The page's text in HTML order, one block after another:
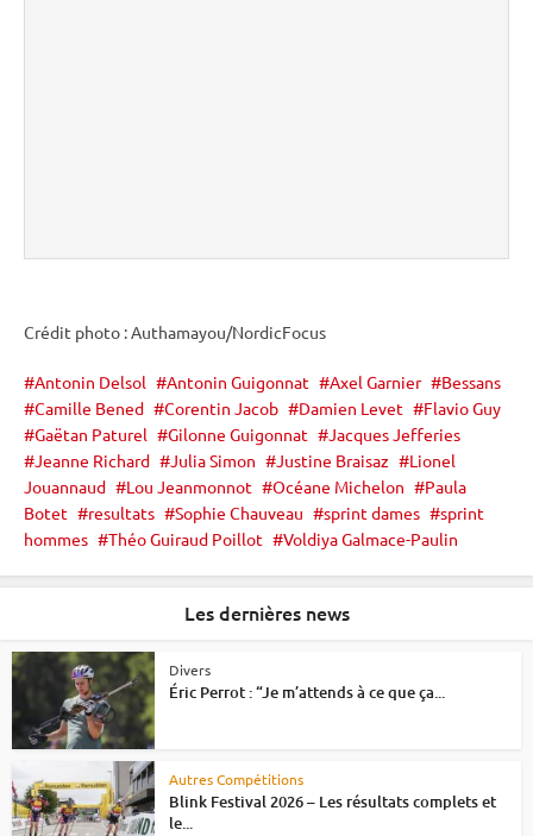
Crédit photo : Authamayou/NordicFocus
Antonin Delsol Antonin Guigonnat Axel Garnier
Bessans
Camille Bened
Corentin Jacob Damien Levet
Flavio Guy
Gaëtan Paturel
Gilonne Guigonnat
Jacques Jefferies
Jeanne Richard
Julia Simon Justine Braisaz
Lionel
Jouannaud
Lou Jeanmonnot Océane Michelon
Paula
Botet
resultats Sophie Chauveau sprint dames
sprint
hommes
Théo Guiraud Poillot Voldiya Galmace-Paulin
Les dernières news
Divers
Éric Perrot : “Je m’attends à ce que ça...
Autres Compétitions
Blink Festival 2026 – Les résultats complets et
le...